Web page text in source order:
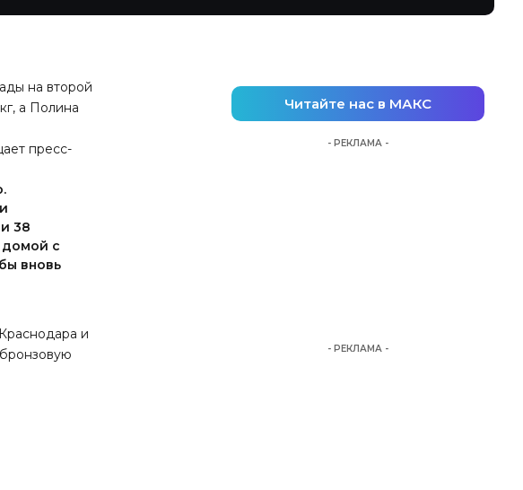
на второй
а Полина
пресс-
38
домой с
вновь
и
Читайте нас в МАКС
- РЕКЛАМА -
- РЕКЛАМА -